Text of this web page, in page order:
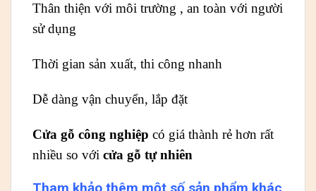
Thân thiện với môi trường , an toàn với người
sử dụng
Thời gian sản xuất, thi công nhanh
Dễ dàng vận chuyển, lắp đặt
Cửa gỗ công nghiệp có giá thành rẻ hơn rất
nhiều so với cửa gỗ tự nhiên
Tham khảo thêm một số sản phẩm khác